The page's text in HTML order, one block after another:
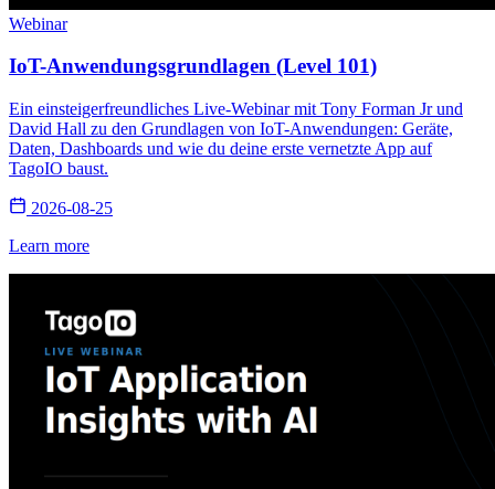
Webinar
IoT-Anwendungsgrundlagen (Level 101)
Ein einsteigerfreundliches Live-Webinar mit Tony Forman Jr und
David Hall zu den Grundlagen von IoT-Anwendungen: Geräte,
Daten, Dashboards und wie du deine erste vernetzte App auf
TagoIO baust.
2026-08-25
Learn more